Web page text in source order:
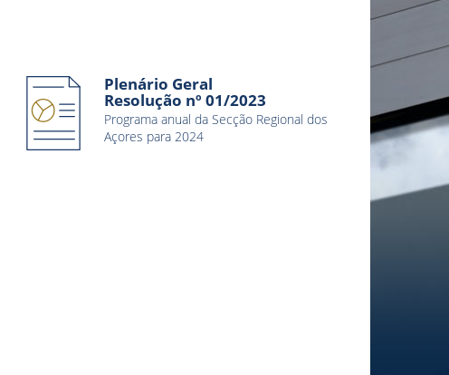
Plenário Geral
Resolução nº 01/2023
Programa anual da Secção Regional dos
Açores para 2024